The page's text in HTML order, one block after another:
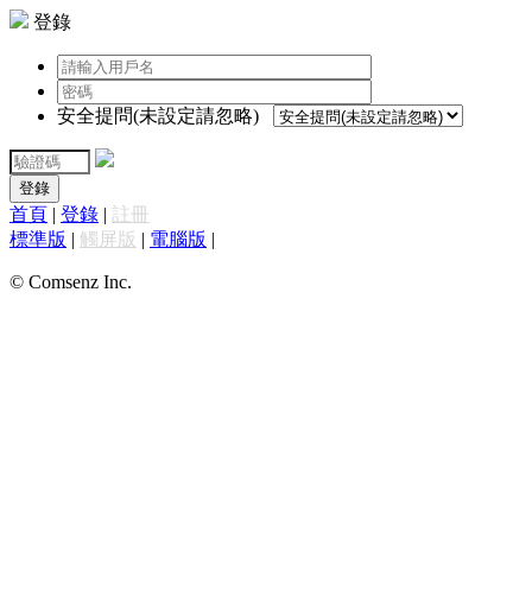
登錄
安全提問(未設定請忽略)
登錄
首頁 | 登錄 | 註冊
標準版 | 觸屏版 | 電腦版 |
© Comsenz Inc.